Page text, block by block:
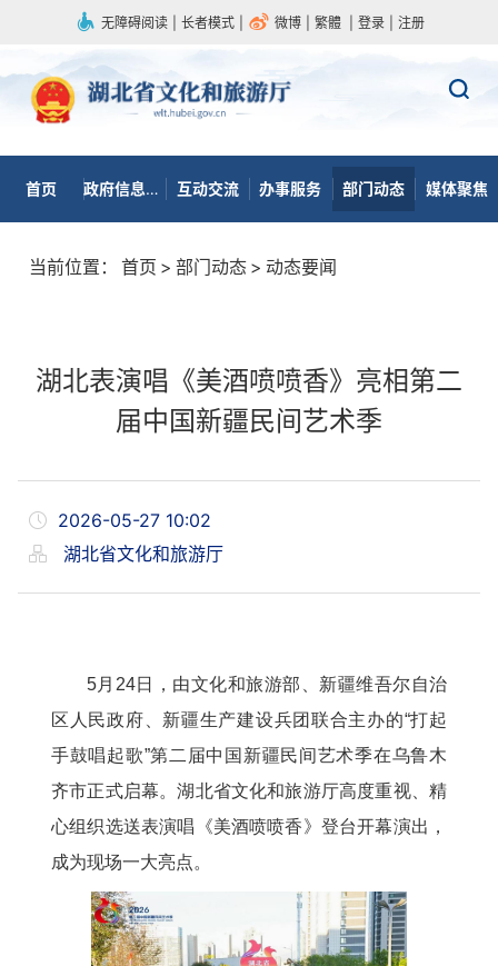
无障碍阅读 长者模式 微博 繁體 登录 注册
首页 政府信息公开 互动交流 办事服务 部门动态 媒体聚焦
当前位置： 首页 > 部门动态 > 动态要闻
湖北表演唱《美酒喷喷香》亮相第二
届中国新疆民间艺术季
2026-05-27 10:02
湖北省文化和旅游厅
5月24日，由文化和旅游部、新疆维吾尔自治
区人民政府、新疆生产建设兵团联合主办的“打起
手鼓唱起歌”第二届中国新疆民间艺术季在乌鲁木
齐市正式启幕。湖北省文化和旅游厅高度重视、精
心组织选送表演唱《美酒喷喷香》登台开幕演出，
成为现场一大亮点。